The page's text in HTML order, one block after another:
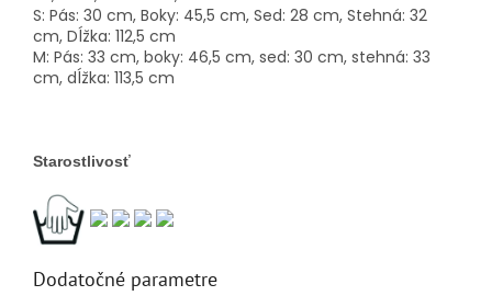
S: Pás: 30 cm, Boky: 45,5 cm, Sed: 28 cm, Stehná: 32
cm, Dĺžka: 112,5 cm
M: Pás: 33 cm, boky: 46,5 cm, sed: 30 cm, stehná: 33
cm, dĺžka: 113,5 cm
Starostlivosť
Dodatočné parametre